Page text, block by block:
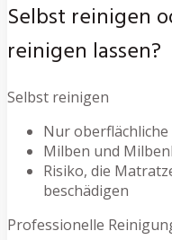
Selbst reinigen
reinigen lassen?
Selbst reinigen
Nur
Milben und
Risiko, die
beschädigen
Professionelle